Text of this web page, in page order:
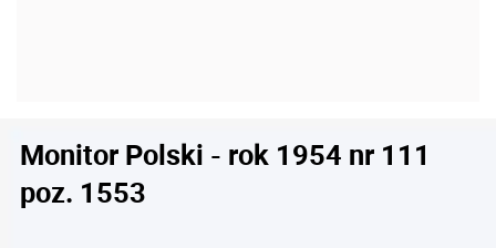
Monitor Polski - rok 1954 nr 111
poz. 1553